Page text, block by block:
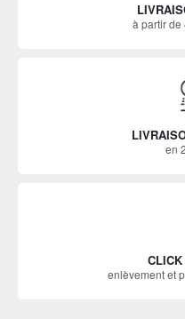
à partir de
en
enlèvement et